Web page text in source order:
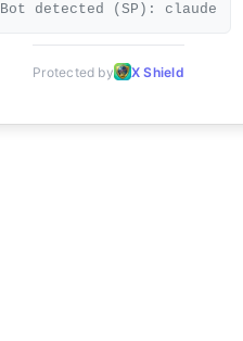
Bot detected (SP): claude
Protected by X Shield